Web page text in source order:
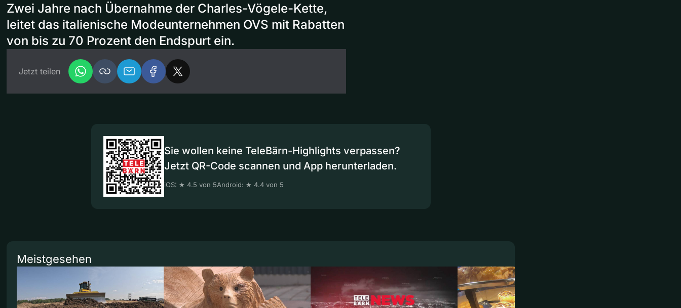
Zwei Jahre nach Übernahme der Charles-Vögele-Kette,
leitet das italienische Modeunternehmen OVS mit Rabatten
von bis zu 70 Prozent den Endspurt ein.
Jetzt teilen
Sie wollen keine TeleBärn-Highlights verpassen?
Jetzt QR-Code scannen und App herunterladen.
iOS: ★ 4.5 von 5Android: ★ 4.4 von 5
Meistgesehen